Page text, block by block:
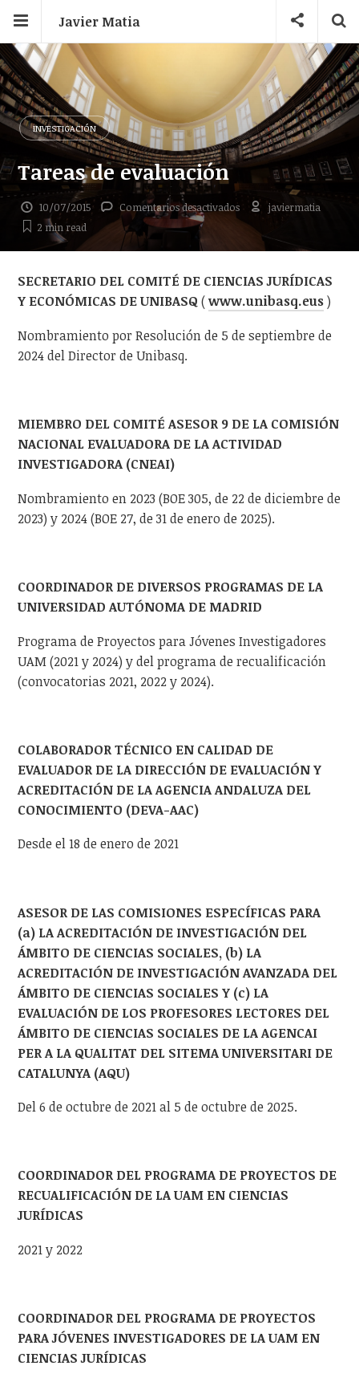
Javier Matia
INVESTIGACIÓN
Tareas de evaluación
10/07/2015 Comentarios desactivadosen
Tareas
evaluación
javiermatia
2 minread
SECRETARIO DEL COMITÉ DE CIENCIAS JURÍDICAS
Y ECONÓMICAS DE UNIBASQ( www.unibasq.eus )
Nombramiento por Resolución de 5 de septiembre de
2024 del Director de Unibasq.
MIEMBRO DEL COMITÉ ASESOR 9 DE LA COMISIÓN
NACIONAL EVALUADORA DE LA ACTIVIDAD
INVESTIGADORA (CNEAI)
Nombramiento en 2023 (BOE 305, de 22 de diciembre de
2023) y 2024 (BOE 27, de 31 de enero de 2025).
COORDINADOR DE DIVERSOS PROGRAMAS DE LA
UNIVERSIDAD AUTÓNOMA DE MADRID
Programa de Proyectos para Jóvenes Investigadores
UAM (2021 y 2024) y del programa de recualificación
(convocatorias 2021, 2022 y 2024).
COLABORADOR TÉCNICO EN CALIDAD DE
EVALUADOR DE LA DIRECCIÓN DE EVALUACIÓN Y
ACREDITACIÓN DE LA AGENCIA ANDALUZA DEL
CONOCIMIENTO (DEVA-AAC)
Desde el 18 de enero de 2021
ASESOR DE LAS COMISIONES ESPECÍFICAS PARA
(a) LA ACREDITACIÓN DE INVESTIGACIÓN DEL
ÁMBITO DE CIENCIAS SOCIALES, (b) LA
ACREDITACIÓN DE INVESTIGACIÓN AVANZADA DEL
ÁMBITO DE CIENCIAS SOCIALES Y (c) LA
EVALUACIÓN DE LOS PROFESORES LECTORES DEL
ÁMBITO DE CIENCIAS SOCIALES DE LA AGENCAI
PER A LA QUALITAT DEL SITEMA UNIVERSITARI DE
CATALUNYA (AQU)
Del 6 de octubre de 2021 al 5 de octubre de 2025.
COORDINADOR DEL PROGRAMA DE PROYECTOS DE
RECUALIFICACIÓN DE LA UAM EN CIENCIAS
JURÍDICAS
2021 y 2022
COORDINADOR DEL PROGRAMA DE PROYECTOS
PARA JÓVENES INVESTIGADORES DE LA UAM EN
CIENCIAS JURÍDICAS